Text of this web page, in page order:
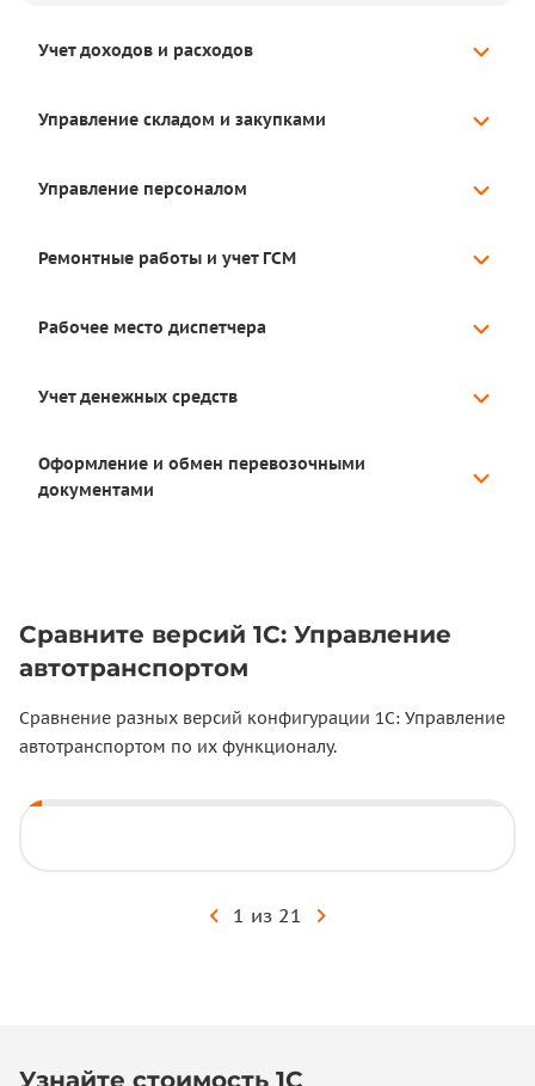
Учет доходов и расходов
Управление складом и закупками
Управление персоналом
Ремонтные работы и учет ГСМ
Рабочее место диспетчера
Учет денежных средств
Оформление и обмен перевозочными
документами
Сравните версий 1С: Управление
автотранспортом
Сравнение разных версий конфигурации 1С: Управление
автотранспортом по их функционалу.
1 из 21